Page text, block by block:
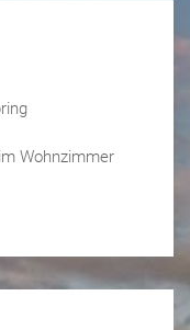
Wohnzimmer